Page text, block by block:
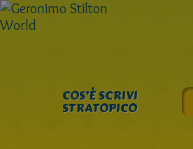
COS’È SCRIVI
STRATOPICO